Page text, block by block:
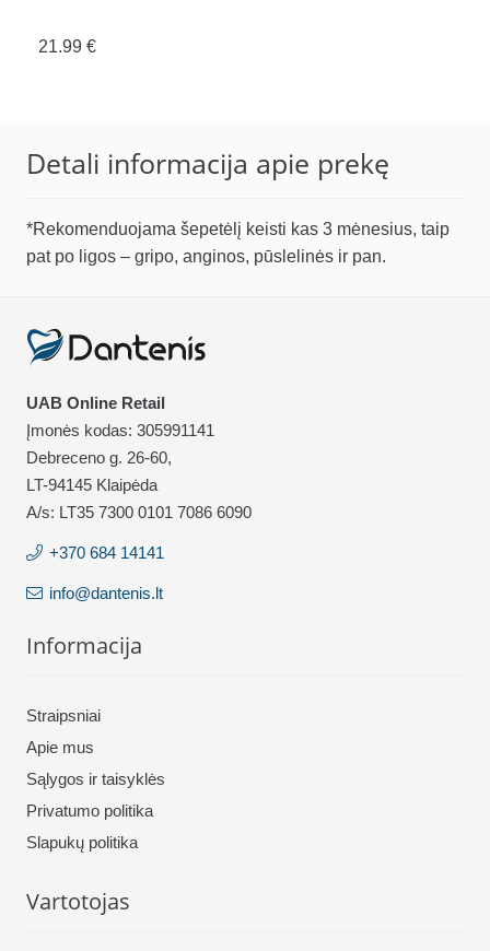
21.99 €
Detali informacija apie prekę
*Rekomenduojama šepetėlį keisti kas 3 mėnesius, taip
pat po ligos – gripo, anginos, pūslelinės ir pan.
UAB Online Retail
Įmonės kodas: 305991141
Debreceno g. 26-60,
LT-94145 Klaipėda
A/s: LT35 7300 0101 7086 6090
+370 684 14141
info@dantenis.lt
Informacija
Straipsniai
Apie mus
Sąlygos ir taisyklės
Privatumo politika
Slapukų politika
Vartotojas